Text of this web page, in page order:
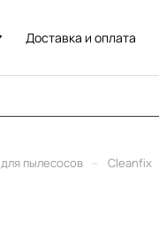
Доставка и оплата
пылесосов Cleanfix